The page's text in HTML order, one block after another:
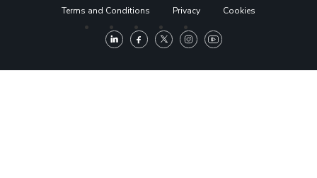
Terms and Conditions Privacy Cookies